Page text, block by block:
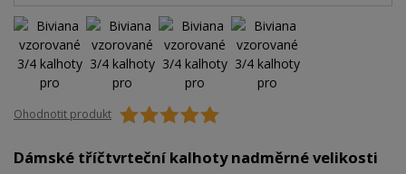
Ohodnotit produkt
Dámské tříčtvrteční kalhoty nadměrné velikosti